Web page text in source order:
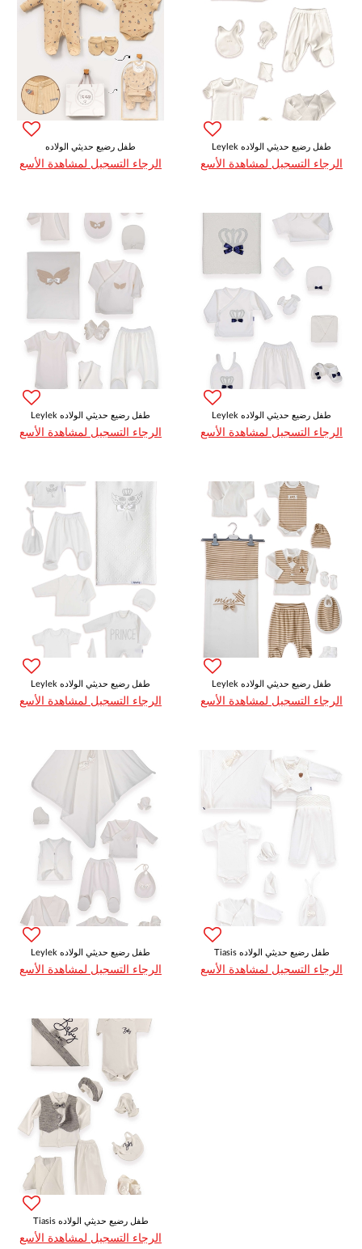
طفل رضيع حديثي الولاده
الرجاء التسجيل لمشاهدة الأسع
Leylek طفل رضيع حديثي الولاده
الرجاء التسجيل لمشاهدة الأسع
Leylek طفل رضيع حديثي الولاده
الرجاء التسجيل لمشاهدة الأسع
Leylek طفل رضيع حديثي الولاده
الرجاء التسجيل لمشاهدة الأسع
Leylek طفل رضيع حديثي الولاده
الرجاء التسجيل لمشاهدة الأسع
Leylek طفل رضيع حديثي الولاده
الرجاء التسجيل لمشاهدة الأسع
Leylek طفل رضيع حديثي الولاده
الرجاء التسجيل لمشاهدة الأسع
Tiasis طفل رضيع حديثي الولاده
الرجاء التسجيل لمشاهدة الأسع
Tiasis طفل رضيع حديثي الولاده
الرجاء التسجيل لمشاهدة الأسع